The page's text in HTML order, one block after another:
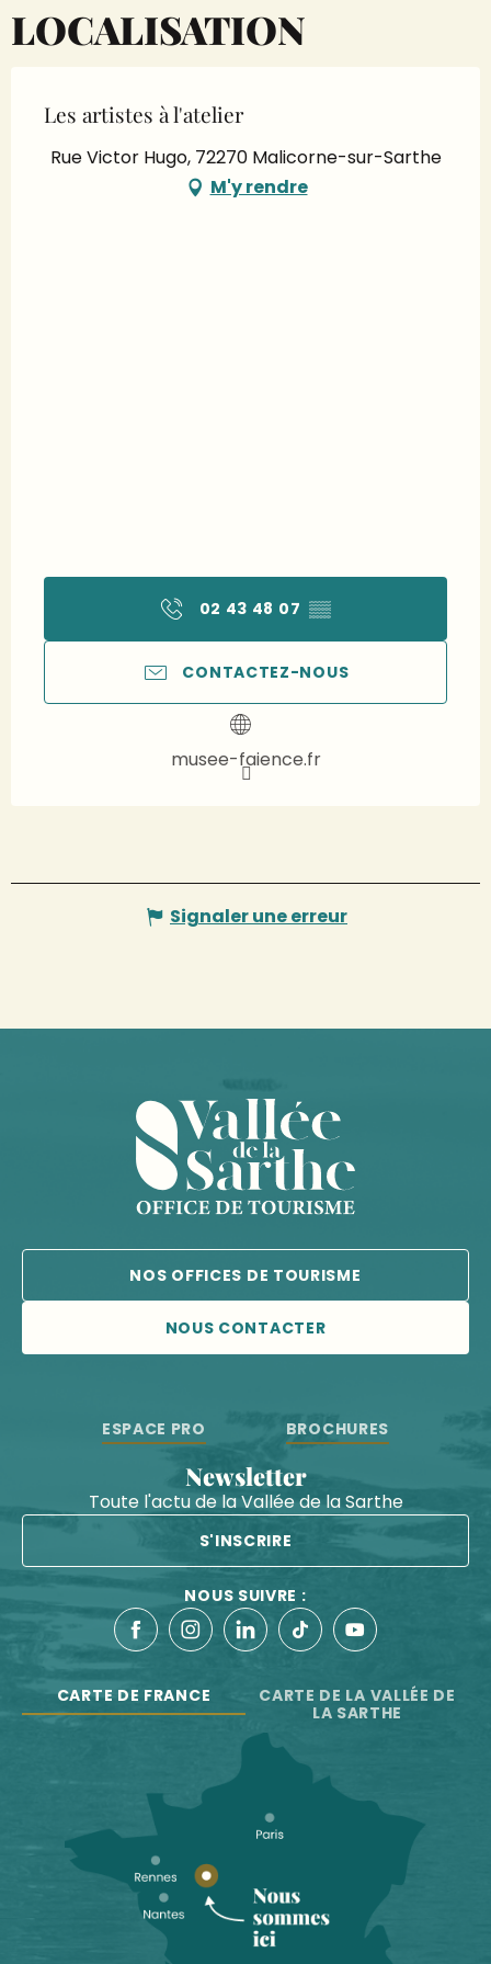
LOCALISATION
Les artistes à l'atelier
Rue Victor Hugo, 72270 Malicorne-sur-Sarthe
M'y rendre
02 43 48 07 ▒▒
CONTACTEZ-NOUS
musee-faience.fr
Signaler une erreur
NOS OFFICES DE TOURISME
NOUS CONTACTER
ESPACE PRO BROCHURES
Newsletter
Toute l'actu de la Vallée de la Sarthe
S'INSCRIRE
NOUS SUIVRE :
CARTE DE FRANCE
CARTE DE LA VALLÉE DE
LA SARTHE